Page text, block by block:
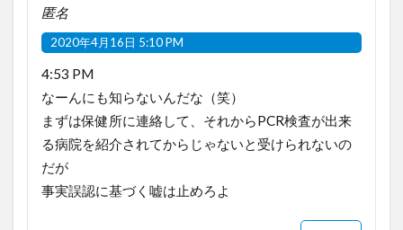
匿名
2020年4月16日 5:10 PM
4:53 PM
なーんにも知らないんだな（笑）
まずは保健所に連絡して、それからPCR検査が出来
る病院を紹介されてからじゃないと受けられないの
だが
事実誤認に基づく嘘は止めろよ